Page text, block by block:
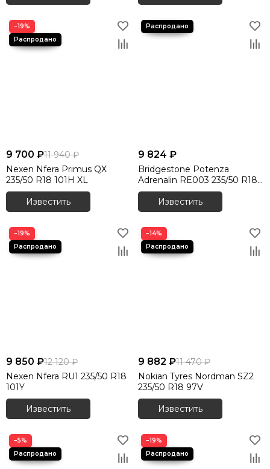
−19%
9 700 ₽11 940 ₽
Nexen Nfera Primus QX
235/50 R18 101H XL
Известить
9 824 ₽
Bridgestone Potenza
Adrenalin RE003 235/50 R18
101W XL
Известить
−19%
9 850 ₽12 120 ₽
Nexen Nfera RU1 235/50 R18
101Y
Известить
−14%
9 882 ₽11 470 ₽
Nokian Tyres Nordman SZ2
235/50 R18 97V
Известить
−5% −19%